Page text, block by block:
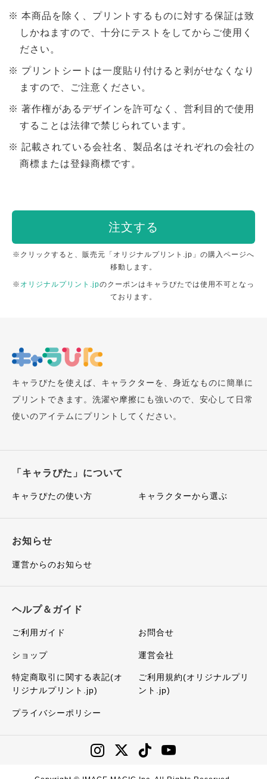
本商品を除く、プリントするものに対する保証は致
しかねますので、十分にテストをしてからご使用く
ださい。
プリントシートは一度貼り付けると剥がせなくなり
ますので、ご注意ください。
著作権があるデザインを許可なく、営利目的で使用
することは法律で禁じられています。
記載されている会社名、製品名はそれぞれの会社の
商標または登録商標です。
注文する
※クリックすると、販売元「オリジナルプリント.jp」の購入ページへ
移動します。
※ オリジナルプリント.jpのクーポンはキャラぴたでは使用不可となっ
ております。
キャラぴたを使えば、キャラクターを、身近なものに簡単に
プリントできます。洗濯や摩擦にも強いので、安心して日常
使いのアイテムにプリントしてください。
「キャラぴた」について
キャラぴたの使い方 キャラクターから選ぶ
お知らせ
運営からのお知らせ
ヘルプ＆ガイド
ご利用ガイド お問合せ
ショップ 運営会社
特定商取引に関する表記(オ
リジナルプリント.jp)
ご利用規約(オリジナルプリ
ント.jp)
プライバシーポリシー